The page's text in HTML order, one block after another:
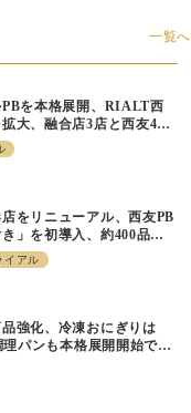
一覧へ
PBを本格展開、RIALT西
大、融合店3店と西友40
をリニューアル、⻄友PB
」を初導⼊、約400品⽬
イアル
強化、冷凍おにぎりは
パンも本格展開開始で約